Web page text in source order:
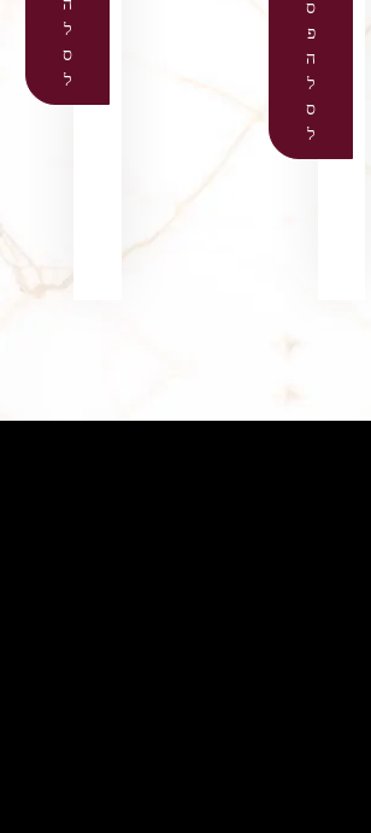
ס
פ
ה
ל
ס
ל
ה
ל
ס
ל